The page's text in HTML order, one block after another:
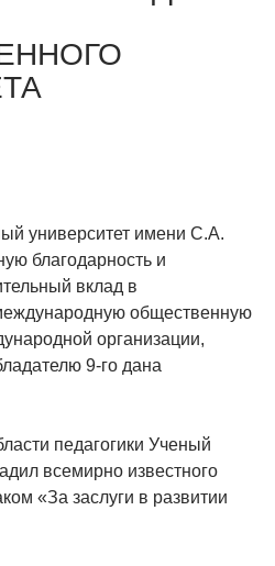
университет имени С.А.
благодарность и
вклад в
общественную
организации,
9-го дана
педагогики Ученый
всемирно известного
«За заслуги в развитии